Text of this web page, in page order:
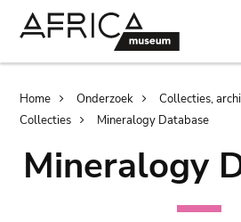
Breadcrumb
Home Onderzoek
Collecties,
Collecties
Mineralogy Database
Mineralogy